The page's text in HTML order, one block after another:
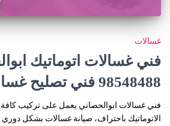
غسالات
فني غسالات اتوماتيك
98548488 فني تصليح غسالات ملابس
فني غسالات ابوالحصاني يعمل على تركيب كافة
الاتوماتيك باحتراف، صيانة غسالات بشكل